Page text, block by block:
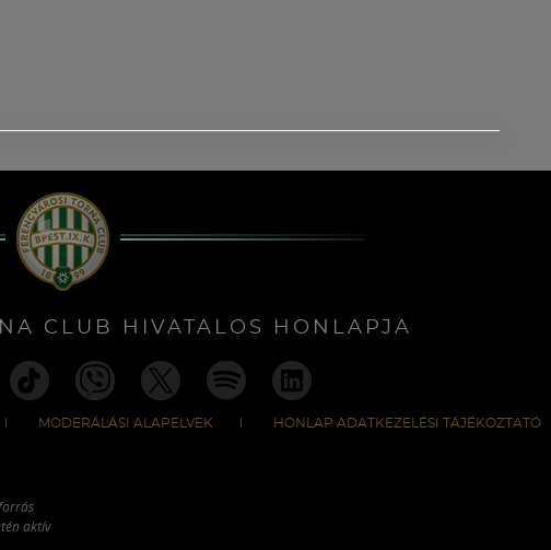
CLUB HIVATALOS HONLAPJA
MODERÁLÁSI ALAPELVEK HONLAP ADATKEZELÉSI TÁJÉKOZTATÓ
aktív